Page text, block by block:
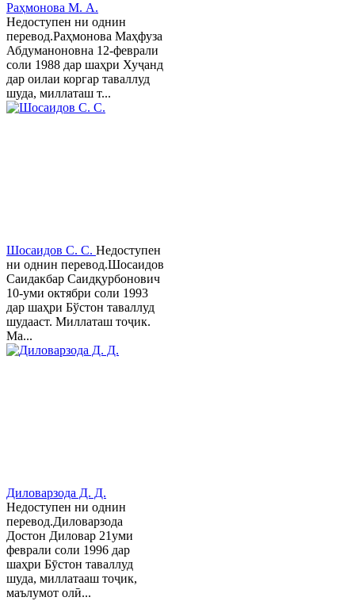
Раҳмонова М. А.
Недоступен ни однин
перевод.Раҳмонова Маҳфуза
Абдуманоновна 12-феврали
соли 1988 дар шаҳри Хуҷанд
дар оилаи коргар таваллуд
шуда, миллаташ т...
Шосаидов С. С. Недоступен
ни однин перевод.Шосаидов
Саидакбар Саидқурбонович
10-уми октябри соли 1993
дар шаҳри Бўстон таваллуд
шудааст. Миллаташ тоҷик.
Ма...
Диловарзода Д. Д.
Недоступен ни однин
перевод.Диловарзода
Достон Диловар 21уми
феврали соли 1996 дар
шаҳри Бӯстон таваллуд
шуда, миллатааш тоҷик,
маълумот олӣ...